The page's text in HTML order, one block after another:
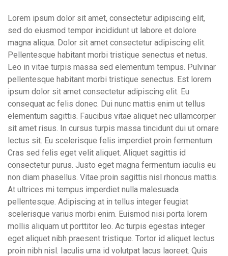
Lorem ipsum dolor sit amet, consectetur adipiscing elit,
sed do eiusmod tempor incididunt ut labore et dolore
magna aliqua. Dolor sit amet consectetur adipiscing elit.
Pellentesque habitant morbi tristique senectus et netus.
Leo in vitae turpis massa sed elementum tempus. Pulvinar
pellentesque habitant morbi tristique senectus. Est lorem
ipsum dolor sit amet consectetur adipiscing elit. Eu
consequat ac felis donec. Dui nunc mattis enim ut tellus
elementum sagittis. Faucibus vitae aliquet nec ullamcorper
sit amet risus. In cursus turpis massa tincidunt dui ut ornare
lectus sit. Eu scelerisque felis imperdiet proin fermentum.
Cras sed felis eget velit aliquet. Aliquet sagittis id
consectetur purus. Justo eget magna fermentum iaculis eu
non diam phasellus. Vitae proin sagittis nisl rhoncus mattis.
At ultrices mi tempus imperdiet nulla malesuada
pellentesque. Adipiscing at in tellus integer feugiat
scelerisque varius morbi enim. Euismod nisi porta lorem
mollis aliquam ut porttitor leo. Ac turpis egestas integer
eget aliquet nibh praesent tristique. Tortor id aliquet lectus
proin nibh nisl. Iaculis urna id volutpat lacus laoreet. Quis